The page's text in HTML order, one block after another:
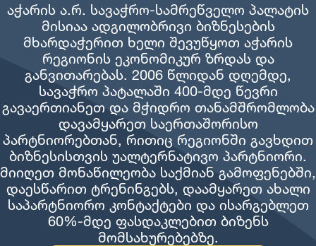
აჭარის ა.რ. სავაჭრო-სამრეწველო პალატის
მისიაა ადგილობრივი ბიზნესების
მხარდაჭერით ხელი შევუწყოთ აჭარის
რეგიონის ეკონომიკურ ზრდას და
განვითარებას. 2006 წლიდან დღემდე,
სავაჭრო პატალაში 400-მდე წევრი
გავაერთიანეთ და მჭიდრო თანამშრომლობა
დავამყარეთ საერთაშორისო
პარტნიორებთან, რითიც რეგიონში გავხდით
ბიზნესისთვის უალტერნატივო პარტნიორი.
მიიღეთ მონაწილეობა საქმიან გამოფენებში,
დაესწარით ტრენინგებს, დაამყარეთ ახალი
საპარტნიორო კონტაქტები და ისარგებლეთ
60%-მდე ფასდაკლებით ბიზენს
მომსახურებებზე.